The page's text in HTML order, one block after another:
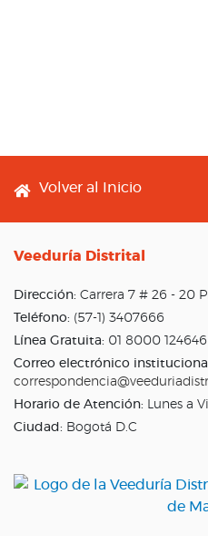
Footer menu
Volver al Inicio
Veeduría Distrital
Dirección: Carrera 7 # 26 - 20
Teléfono: (57-1) 3407666
Línea Gratuita: 01 8000 124646
Correo electrónico
Horario de Atención: Lunes a
Ciudad: Bogotá D.C